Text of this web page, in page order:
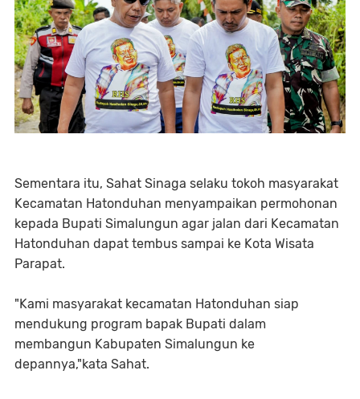
Sementara itu, Sahat Sinaga selaku tokoh masyarakat
Kecamatan Hatonduhan menyampaikan permohonan
kepada Bupati Simalungun agar jalan dari Kecamatan
Hatonduhan dapat tembus sampai ke Kota Wisata
Parapat.
"Kami masyarakat kecamatan Hatonduhan siap
mendukung program bapak Bupati dalam
membangun Kabupaten Simalungun ke
depannya,"kata Sahat.